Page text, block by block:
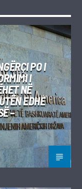
PO I
I
NË
EDHE
–